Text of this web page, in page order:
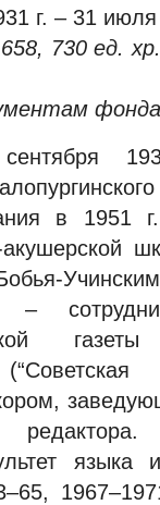
г. – 31 июля
730 ед.
в 1951
газеты
языка